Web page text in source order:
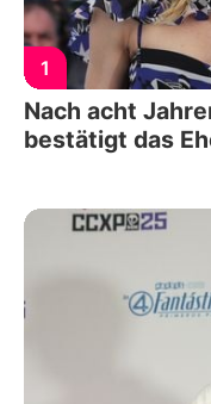
1
Nach acht
bestätigt das